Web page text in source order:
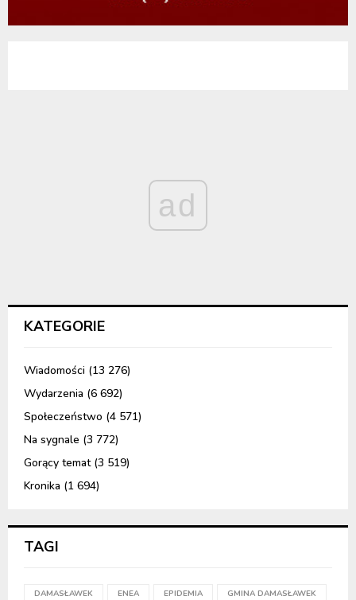
ad
KATEGORIE
Wiadomości (13 276)
Wydarzenia (6 692)
Społeczeństwo (4 571)
Na sygnale (3 772)
Gorący temat(3 519)
Kronika (1 694)
TAGI
DAMASŁAWEK ENEA EPIDEMIA GMINA DAMASŁAWEK